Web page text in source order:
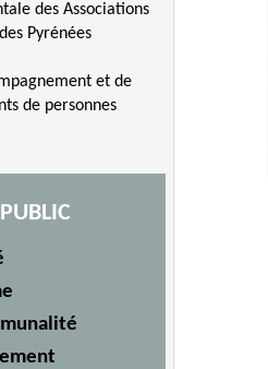
des Associations
Pyrénées
et de
de personnes